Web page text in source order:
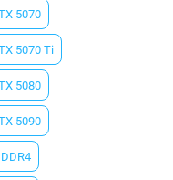
5070
5070 Ti
5080
5090